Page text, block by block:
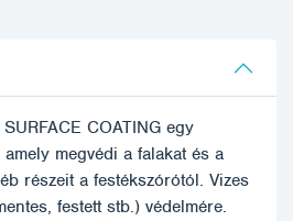
COATING egy
megvédi a falakat és a
részeit a festékszórótól. Vizes
festett stb.) védelmére.